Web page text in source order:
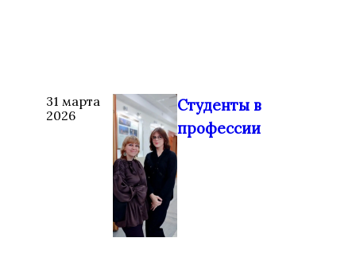
31 марта
2026
Студенты в
профессии